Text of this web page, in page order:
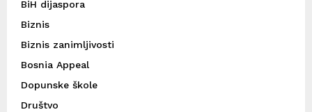
BiH dijaspora
Biznis
Biznis zanimljivosti
Bosnia Appeal
Dopunske škole
Društvo